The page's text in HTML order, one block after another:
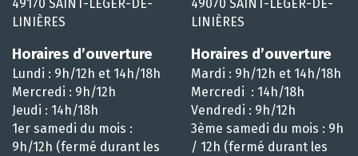
49170 SAINT-LÉGER-DE-
LINIÈRES
Horaires d’ouverture
Lundi : 9h/12h et 14h/18h
Mercredi : 9h/12h
Jeudi : 14h/18h
1er samedi du mois :
9h/12h (fermé durant les
49070 SAINT-LÉGER-DE-
LINIÈRES
Horaires d’ouverture
Mardi : 9h/12h et 14h/18h
Mercredi : 14h/18h
Vendredi : 9h/12h
3ème samedi du mois : 9h
/ 12h (fermé durant les